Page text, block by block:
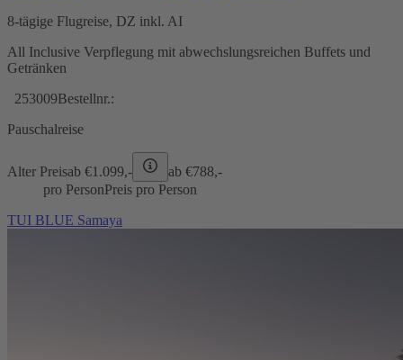
8-tägige Flugreise, DZ inkl. AI
All Inclusive Verpflegung mit abwechslungsreichen Buffets und
Getränken
253009Bestellnr.:
Pauschalreise
Alter Preisab €1.099,- ab €788,-
pro PersonPreis pro Person
TUI BLUE Samaya